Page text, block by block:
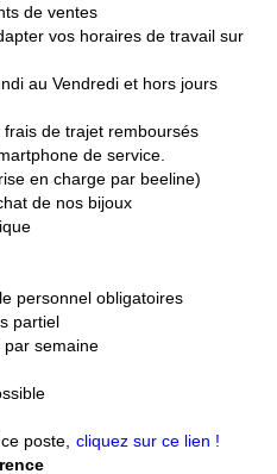
de ventes
vos horaires de travail sur
au Vendredi et hors jours
de trajet remboursés
de service.
en charge par beeline)
de nos bijoux
personnel obligatoires
partiel
par semaine
poste, cliquez sur ce lien !